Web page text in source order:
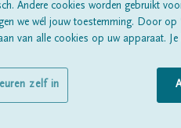
Andere cookies worden gebruikt
we wél jouw toestemming. Door op
van alle cookies op uw apparaat.
zelf in